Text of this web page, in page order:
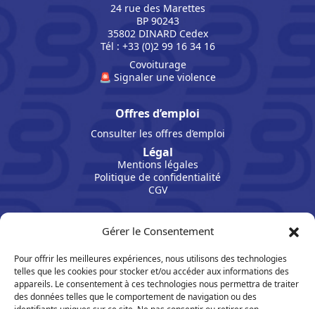
Gérer le Consentement
Pour offrir les meilleures expériences, nous utilisons des technologies
telles que les cookies pour stocker et/ou accéder aux informations des
appareils. Le consentement à ces technologies nous permettra de traiter
des données telles que le comportement de navigation ou des
24 rue des Marettes
BP 90243
35802 DINARD Cedex
Tél : +33 (0)2 99 16 34 16
Covoiturage
🚨 Signaler une violence
Offres d’emploi
Consulter les offres d’emploi
Légal
Mentions légales
Politique de confidentialité
CGV